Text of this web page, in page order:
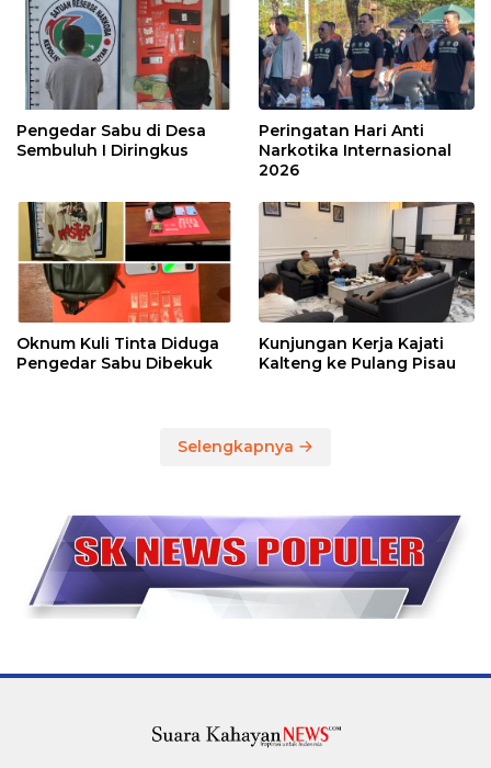
Pengedar Sabu di Desa
Sembuluh I Diringkus
Peringatan Hari Anti
Narkotika Internasional
2026
Oknum Kuli Tinta Diduga
Pengedar Sabu Dibekuk
Kunjungan Kerja Kajati
Kalteng ke Pulang Pisau
Selengkapnya